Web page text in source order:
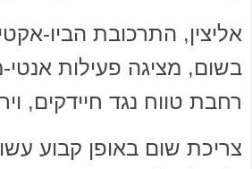
אליצין, התרכובת הביו-
בשום, מציגה פעילות אנטי-
רחבת טווח נגד חיידקים,
צריכת שום באופן קבוע